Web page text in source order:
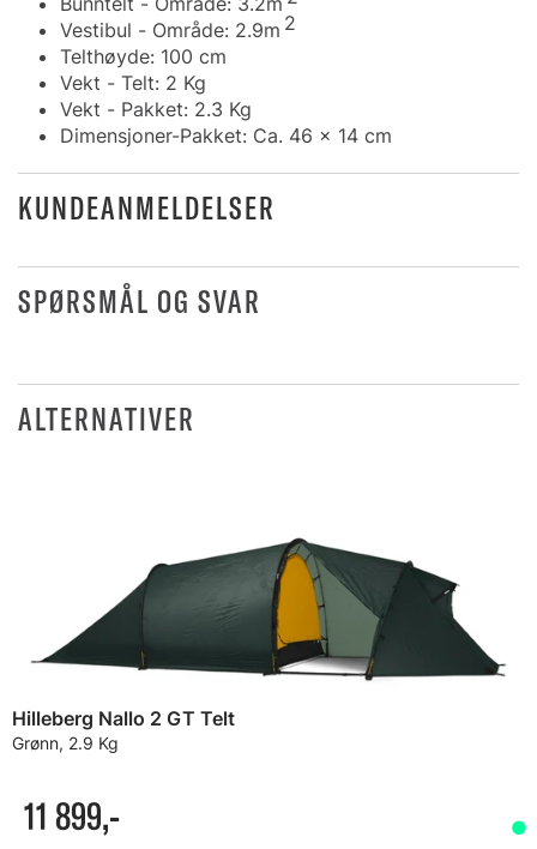
Vestibul - Område: 2.9m 2
Telthøyde: 100 cm
Vekt - Telt: 2 Kg
Vekt - Pakket: 2.3 Kg
Dimensjoner-Pakket: Ca. 46 x 14 cm
KUNDEANMELDELSER
SPØRSMÅL OG SVAR
ALTERNATIVER
Hilleberg Nallo 2 GT Telt
Grønn, 2.9 Kg
11 899,-